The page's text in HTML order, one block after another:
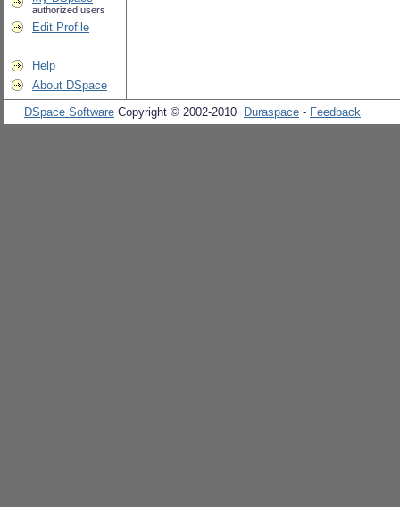
authorized users
Edit Profile
Help
About DSpace
DSpace Software Copyright © 2002-2010 Duraspace - Feedback